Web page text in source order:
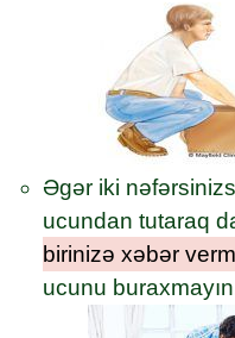
Əgər iki
ucundan tutaraq
birinizə xəbər
ucunu